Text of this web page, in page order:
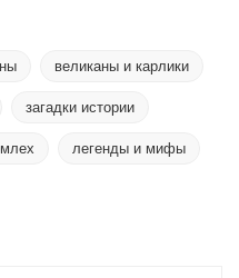
великаны и карлики
загадки истории
легенды и мифы